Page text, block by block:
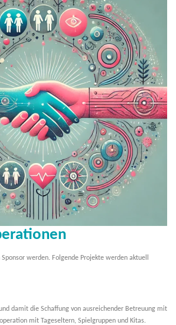
werden. Folgende Projekte werden aktuell
damit die Schaffung von ausreichender Betreuung mit
mit Tageseltern, Spielgruppen und Kitas.